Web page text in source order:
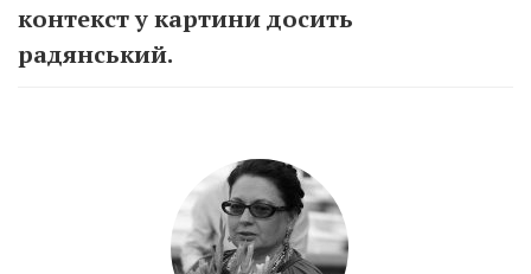
контекст у картини досить
радянський.